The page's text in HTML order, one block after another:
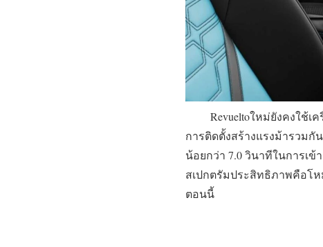
Revueltoใหม่ยังคงใช้เค
การติดตั้งสร้างแรงม้ารวมกั
น้อยกว่า 7.0 วินาทีในการเ
สเปกตรัมประสิทธิภาพคือ
ตอนนี้